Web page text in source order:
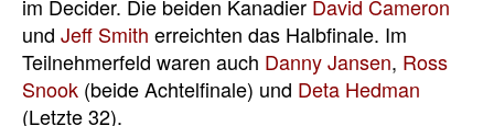
im Decider. Die beiden Kanadier David Cameron
und Jeff Smith erreichten das Halbfinale. Im
Teilnehmerfeld waren auch Danny Jansen, Ross
Snook (beide Achtelfinale) und Deta Hedman
(Letzte 32).